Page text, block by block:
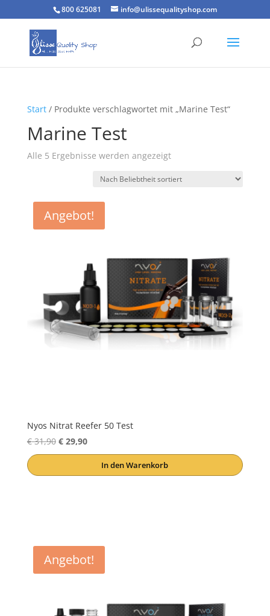
800 625081 info@ulissequalityshop.com
Start/ Produkte verschlagwortet mit „Marine Test“
Marine Test
Alle 5 Ergebnisse werden angezeigtNach
sortiert
Angebot!
Nyos Nitrat Reefer 50 Test
€31,90 Ursprünglicher
Preis
€29,90Aktueller
Preis
In den Warenkorb
Angebot!